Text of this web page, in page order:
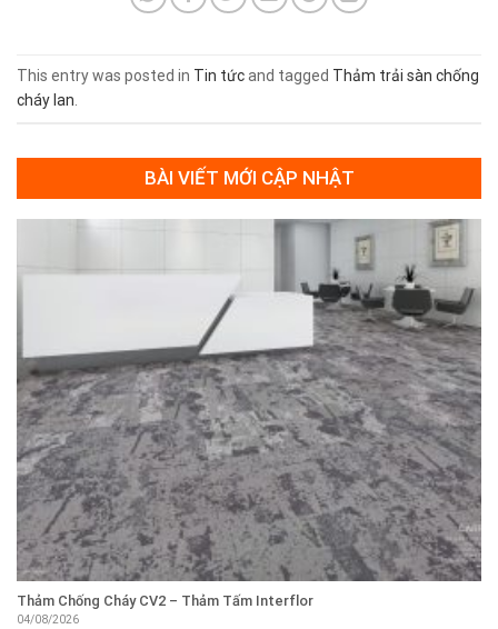
This entry was posted in Tin tứcand tagged Thảm trải sàn chống
cháy lan.
BÀI VIẾT MỚI CẬP NHẬT
Thảm Chống Cháy CV2 – Thảm Tấm Interflor
04/08/2026